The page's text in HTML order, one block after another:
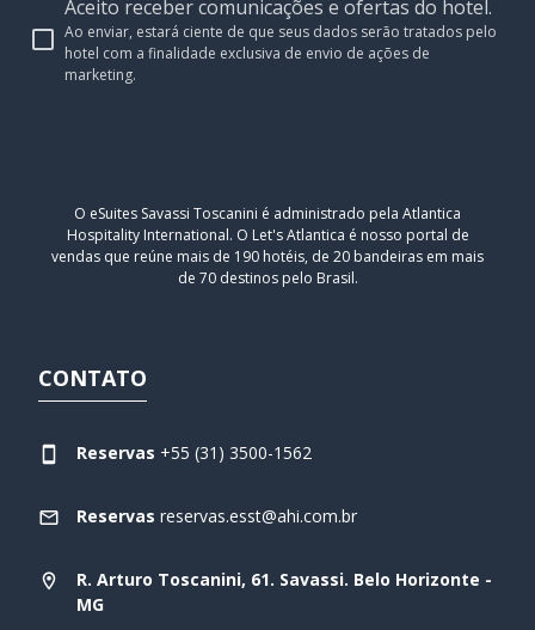
Aceito receber comunicações e ofertas do hotel.
Ao enviar, estará ciente de que seus dados serão tratados pelo
hotel com a finalidade exclusiva de envio de ações de
marketing.
O eSuites Savassi Toscanini é administrado pela Atlantica
Hospitality International. O Let's Atlantica é nosso portal de
vendas que reúne mais de 190 hotéis, de 20 bandeiras em mais
de 70 destinos pelo Brasil.
CONTATO
Reservas +55 (31) 3500-1562
Reservas reservas.esst@ahi.com.br
R. Arturo Toscanini, 61. Savassi. Belo Horizonte -
MG